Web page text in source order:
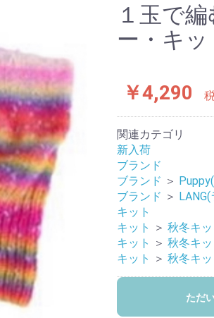
１玉で
ー・キ
￥4,290
関連カテゴリ
新入荷
ブランド
ブランド ＞
ブランド ＞
キット
キット
＞ 秋冬キッ
キット
＞ 秋冬キッ
キット
＞ 秋冬キッ
ただ